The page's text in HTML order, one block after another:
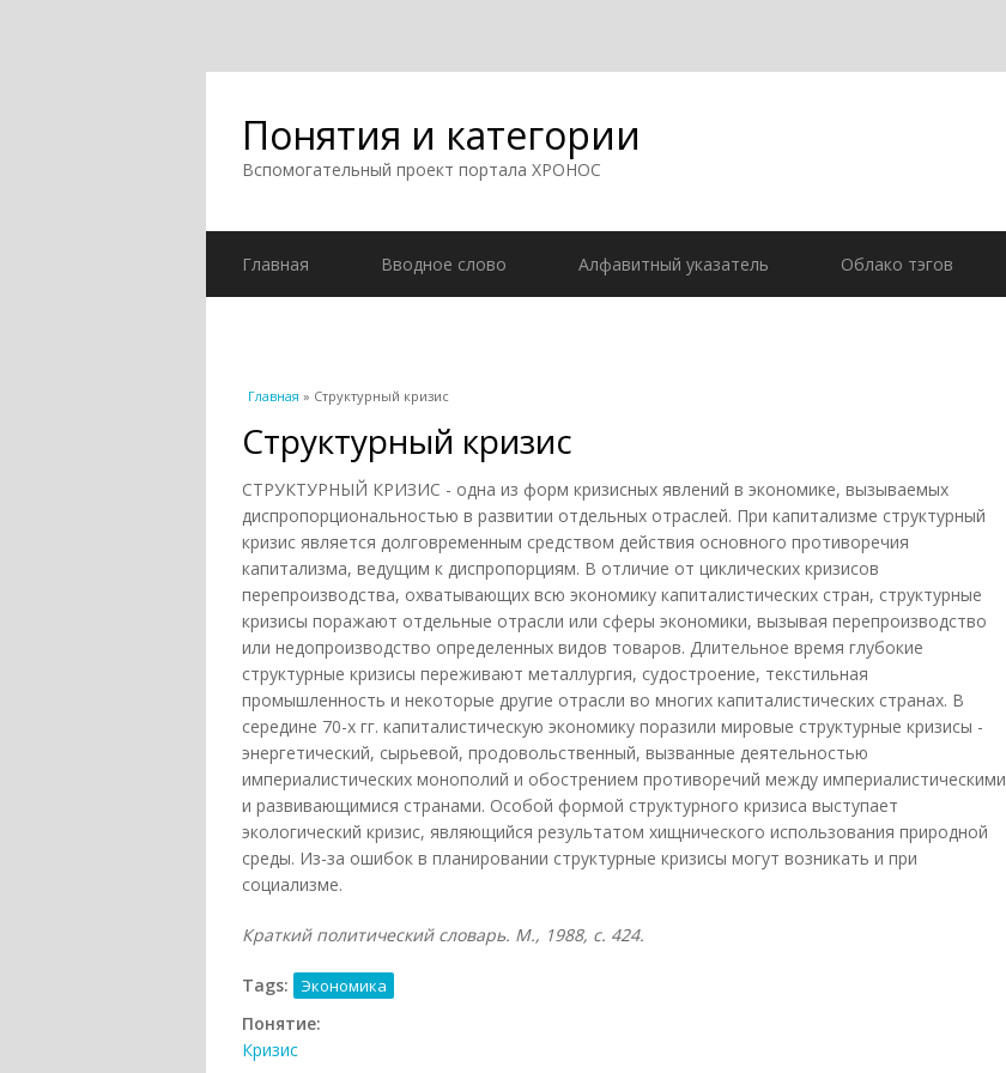
Понятия и категории
Вспомогательный проект портала ХРОНОС
Главная Вводное слово Алфавитный указатель Облако тэгов
Вы здесь
Главная » Структурный кризис
Структурный кризис
СТРУКТУРНЫЙ КРИЗИС - одна из форм кризисных явлений в экономике, вызываемых
диспропорциональностью в развитии отдельных отраслей. При капитализме структурный
кризис является долговременным средством действия основного противоречия
капитализма, ведущим к диспропорциям. В отличие от циклических кризисов
перепроизводства, охватывающих всю экономику капиталистических стран, структурные
кризисы поражают отдельные отрасли или сферы экономики, вызывая перепроизводство
или недопроизводство определенных видов товаров. Длительное время глубокие
структурные кризисы переживают металлургия, судостроение, текстильная
промышленность и некоторые другие отрасли во многих капиталистических странах. В
середине 70-х гг. капиталистическую экономику поразили мировые структурные кризисы -
энергетический, сырьевой, продовольственный, вызванные деятельностью
империалистических монополий и обострением противоречий между империалистическими
и развивающимися странами. Особой формой структурного кризиса выступает
экологический кризис, являющийся результатом хищнического использования природной
среды. Из-за ошибок в планировании структурные кризисы могут возникать и при
социализме.
Краткий политический словарь. М., 1988, с. 424.
Tags: Экономика
Понятие:
Кризис